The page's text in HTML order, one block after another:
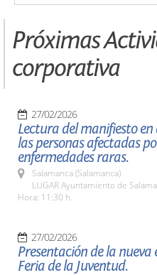
Próximas
corporativa
27/02/2026
Lectura del manifiesto en
las personas afectadas
enfermedades raras.
Salamanca (Salamanca)
LUGAR Ayuntamiento de
Hora: 11:30 h.
27/02/2026
Presentación de la nueva
Feria de la Juventud.